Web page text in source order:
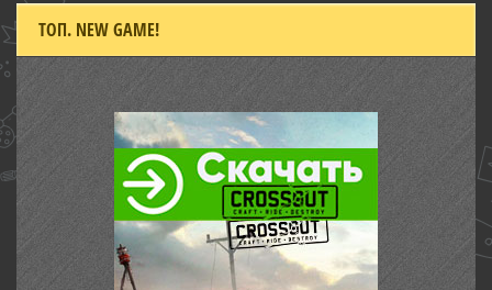
ТОП. NEW GAME!